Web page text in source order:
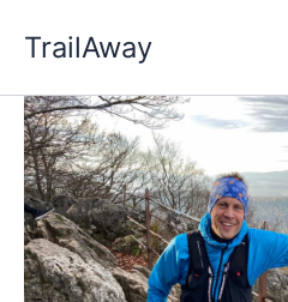
InhaltTrailAway